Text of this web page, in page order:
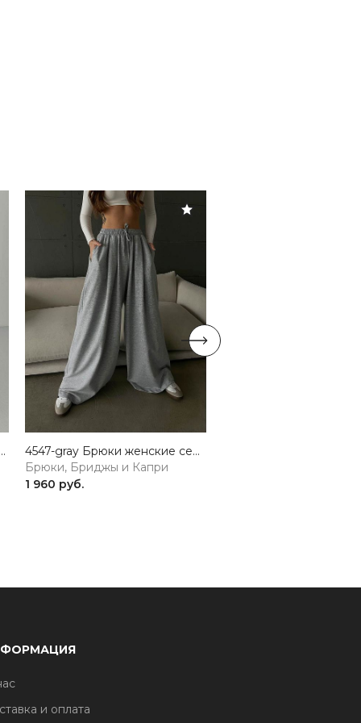
бордовый GIRL
4547-gray Брюки женские серый GIRL
Брюки, Бриджы и Капри
1 960 руб.
и оплата